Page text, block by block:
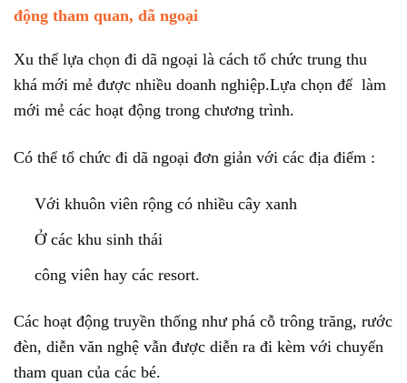
động tham quan, dã ngoại
Xu thế lựa chọn đi dã ngoại là cách tổ chức trung thu
khá mới mẻ được nhiều doanh nghiệp.Lựa chọn để làm
mới mẻ các hoạt động trong chương trình.
Có thể tổ chức đi dã ngoại đơn giản với các địa điểm :
Với khuôn viên rộng có nhiều cây xanh
Ở các khu sinh thái
công viên hay các resort.
Các hoạt động truyền thống như phá cỗ trông trăng, rước
đèn, diễn văn nghệ vẫn được diễn ra đi kèm với chuyến
tham quan của các bé.